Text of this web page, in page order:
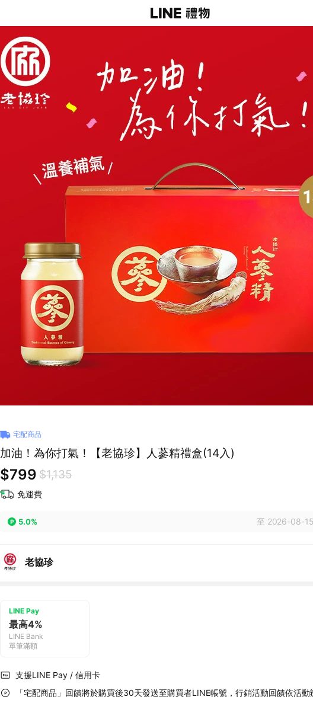
宅配商品
加油！為你打氣！【老協珍】人蔘精禮盒(14入)
$799 $1,135
免運費
5.0% 至 2026-08-
老協珍
LINE Pay
最高4%
LINE Bank
單筆滿額
支援LINE Pay / 信用卡
「宅配商品」回饋將於購買後30天發送至購買者LINE帳號，行銷活動回饋依活動